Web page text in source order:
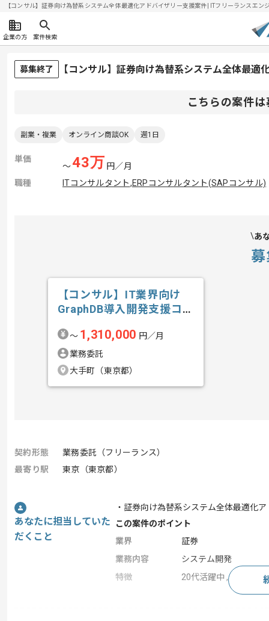
【コンサル】証券向け為替系システム全体最適化アドバイザリー支援案件| ITフリーランスエ
企業の方 案件検索
募集終了 【コンサル】証券向け為替系システム全体最
こちらの案件
副業・複業 オンライン商談OK 週1日
単価
〜43万 円／月
職種
ITコンサルタント,ERPコンサルタント(SAPコンサル)
あ
【コンサル】IT業界向け
GraphDB導入開発支援コン
〜 1,310,000 円／月
業務委託
大手町（東京都）
契約形態
業務委託（フリーランス）
最寄り駅
東京（東京都）
あなたに担当していた
だくこと
・証券向け為替系システム全体最適化
この案件のポイント
業界
証券
業務内容
システム開発
特徴
20代活躍中 , 30代活躍